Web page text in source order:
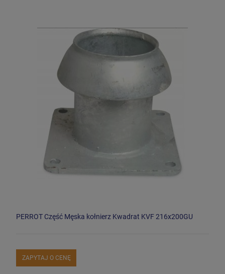
PERROT Część Męska kołnierz Kwadrat KVF 216x200GU
ZAPYTAJ O CENĘ